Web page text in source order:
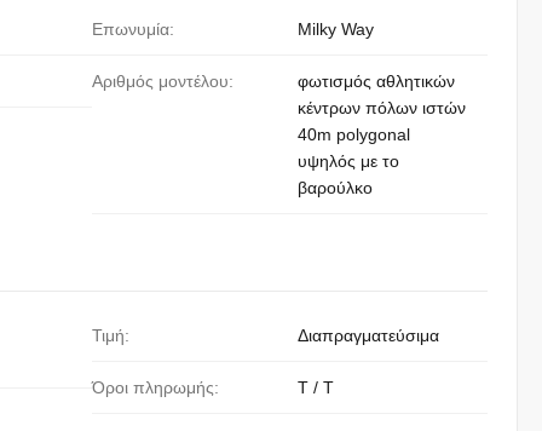
Επωνυμία: Milky Way
Αριθμός μοντέλου:
φωτισμός αθλητικών
κέντρων πόλων ιστών
40m polygonal
υψηλός με το
βαρούλκο
Τιμή: Διαπραγματεύσιμα
Όροι πληρωμής: T / T